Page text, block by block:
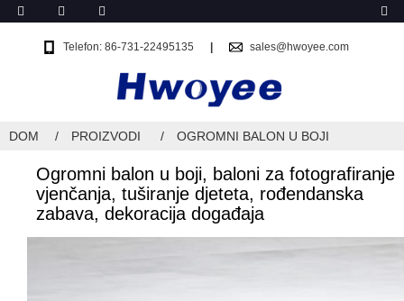
Telefon: 86-731-22495135 sales@hwoyee.com
DOM PROIZVODI OGROMNI BALON U BOJI
Ogromni balon u boji, baloni za fotografiranje
vjenčanja, tuširanje djeteta, rođendanska
zabava, dekoracija događaja